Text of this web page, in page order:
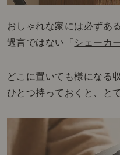
おしゃれな家には必ずあ
過言ではない「 シェーカ
どこに置いても様になる
ひとつ持っておくと、と